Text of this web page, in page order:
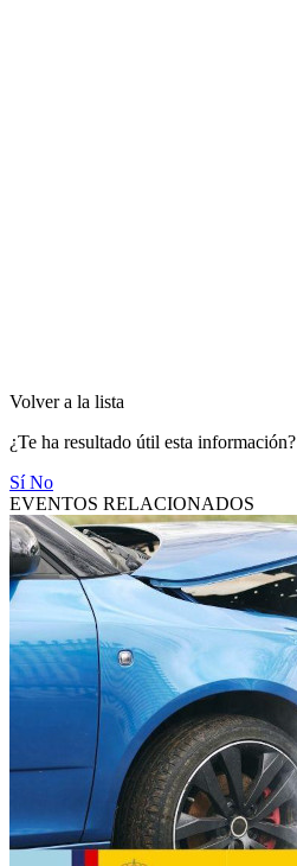
Volver a la lista
¿Te ha resultado útil esta información?
SíNo
EVENTOS RELACIONADOS